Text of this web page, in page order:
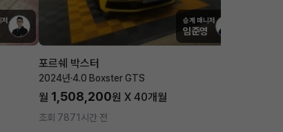
저 승계 매니저
임준영
포르쉐 박스터
2024년·4.0 Boxster GTS
월 1,508,200원 X 40개월
조회 7871시간 전